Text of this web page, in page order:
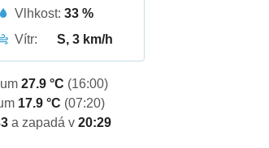
Vlhkost:33 %
Vítr:
S, 3 km/h
27.9 °C (16:00)
17.9 °C (07:20)
a zapadá v20:29